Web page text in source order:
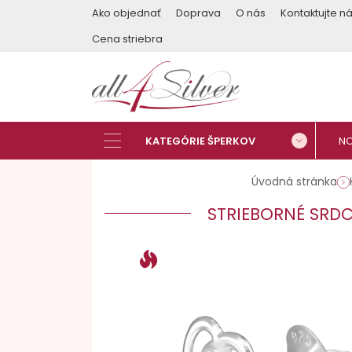
Ako objednať Doprava O nás
Kontaktujte
Cena striebra
Úvodná stránka
STRIEBORNÉ